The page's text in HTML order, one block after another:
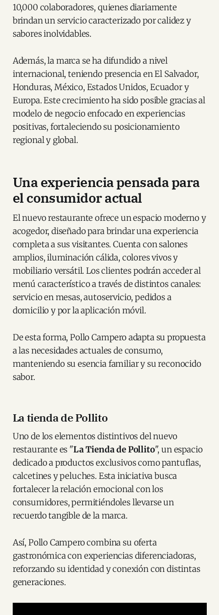
10,000 colaboradores, quienes diariamente
brindan un servicio caracterizado por calidez y
sabores inolvidables.
Además, la marca se ha difundido a nivel
internacional, teniendo presencia en El Salvador,
Honduras, México, Estados Unidos, Ecuador y
Europa. Este crecimiento ha sido posible gracias al
modelo de negocio enfocado en experiencias
positivas, fortaleciendo su posicionamiento
regional y global.
Una experiencia pensada para
el consumidor actual
El nuevo restaurante ofrece un espacio moderno y
acogedor, diseñado para brindar una experiencia
completa a sus visitantes. Cuenta con salones
amplios, iluminación cálida, colores vivos y
mobiliario versátil. Los clientes podrán acceder al
menú característico a través de distintos canales:
servicio en mesas, autoservicio, pedidos a
domicilio y por la aplicación móvil.
De esta forma, Pollo Campero adapta su propuesta
a las necesidades actuales de consumo,
manteniendo su esencia familiar y su reconocido
sabor.
La tienda de Pollito
Uno de los elementos distintivos del nuevo
restaurante es "La Tienda de Pollito", un espacio
dedicado a productos exclusivos como pantuflas,
calcetines y peluches. Esta iniciativa busca
fortalecer la relación emocional con los
consumidores, permitiéndoles llevarse un
recuerdo tangible de la marca.
Así, Pollo Campero combina su oferta
gastronómica con experiencias diferenciadoras,
reforzando su identidad y conexión con distintas
generaciones.